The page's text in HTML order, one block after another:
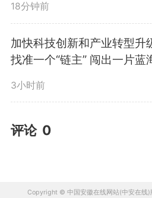
18分钟前
加快科技创新和产业转型升
找准一个“链主” 闯出一片蓝
3小时前
评论 0
Copyright © 中国安徽在线网站(中安在线)